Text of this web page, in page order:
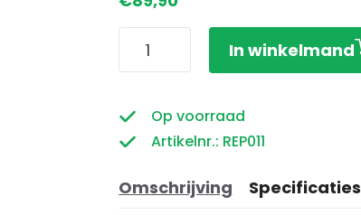
Maupu
Platte
1180/200
met
Balen
In winkelmand
Op voorraad
Artikelnr.: REP011
Omschrijving Specificaties